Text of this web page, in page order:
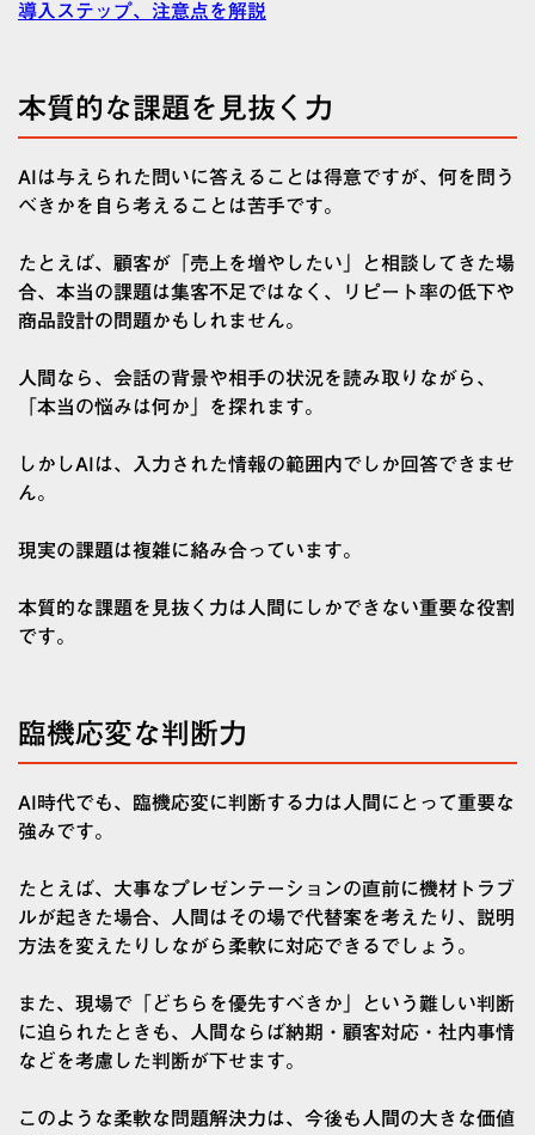
導入ステップ、注意点を解説
本質的な課題を見抜く力
AIは与えられた問いに答えることは得意ですが、何を問う
べきかを自ら考えることは苦手です。
たとえば、顧客が「売上を増やしたい」と相談してきた場
合、本当の課題は集客不足ではなく、リピート率の低下や
商品設計の問題かもしれません。
人間なら、会話の背景や相手の状況を読み取りながら、
「本当の悩みは何か」を探れます。
しかしAIは、入力された情報の範囲内でしか回答できませ
ん。
現実の課題は複雑に絡み合っています。
本質的な課題を見抜く力は人間にしかできない重要な役割
です。
臨機応変な判断力
AI時代でも、臨機応変に判断する力は人間にとって重要な
強みです。
たとえば、大事なプレゼンテーションの直前に機材トラブ
ルが起きた場合、人間はその場で代替案を考えたり、説明
方法を変えたりしながら柔軟に対応できるでしょう。
また、現場で「どちらを優先すべきか」という難しい判断
に迫られたときも、人間ならば納期・顧客対応・社内事情
などを考慮した判断が下せます。
このような柔軟な問題解決力は、今後も人間の大きな価値